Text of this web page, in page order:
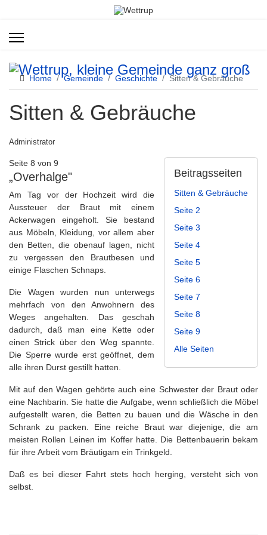
Home Gemeinde Geschichte Sitten & Gebräuche
Sitten & Gebräuche
Administrator
Beitragsseiten
Sitten & Gebräuche
Seite 2
Seite 3
Seite 4
Seite 5
Seite 6
Seite 7
Seite 8
Seite 9
Alle Seiten
Seite 8 von 9
„Overhalge"
Am Tag vor der Hochzeit wird die
Aussteuer der Braut mit einem
Ackerwagen eingeholt. Sie bestand
aus Möbeln, Kleidung, vor allem aber
den Betten, die obenauf lagen, nicht
zu vergessen den Brautbesen und
einige Flaschen Schnaps.
Die Wagen wurden nun unterwegs
mehrfach von den Anwohnern des
Weges angehalten. Das geschah
dadurch, daß man eine Kette oder
einen Strick über den Weg spannte.
Die Sperre wurde erst geöffnet, dem
alle ihren Durst gestillt hatten.
Mit auf den Wagen gehörte auch eine Schwester der Braut oder
eine Nachbarin. Sie hatte die Aufgabe, wenn schließlich die Möbel
aufgestellt waren, die Betten zu bauen und die Wäsche in den
Schrank zu packen. Eine reiche Braut war diejenige, die am
meisten Rollen Leinen im Koffer hatte. Die Bettenbauerin bekam
für ihre Arbeit vom Bräutigam ein Trinkgeld.
Daß es bei dieser Fahrt stets hoch herging, versteht sich von
selbst.